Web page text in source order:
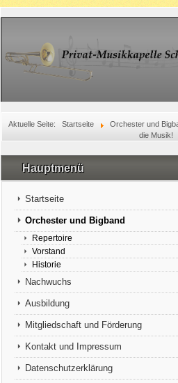
Aktuelle Seite: Startseite Orchester und
die Musik!
Hauptmenü
Startseite
Orchester und Bigband
Repertoire
Vorstand
Historie
Nachwuchs
Ausbildung
Mitgliedschaft und Förderung
Kontakt und Impressum
Datenschutzerklärung